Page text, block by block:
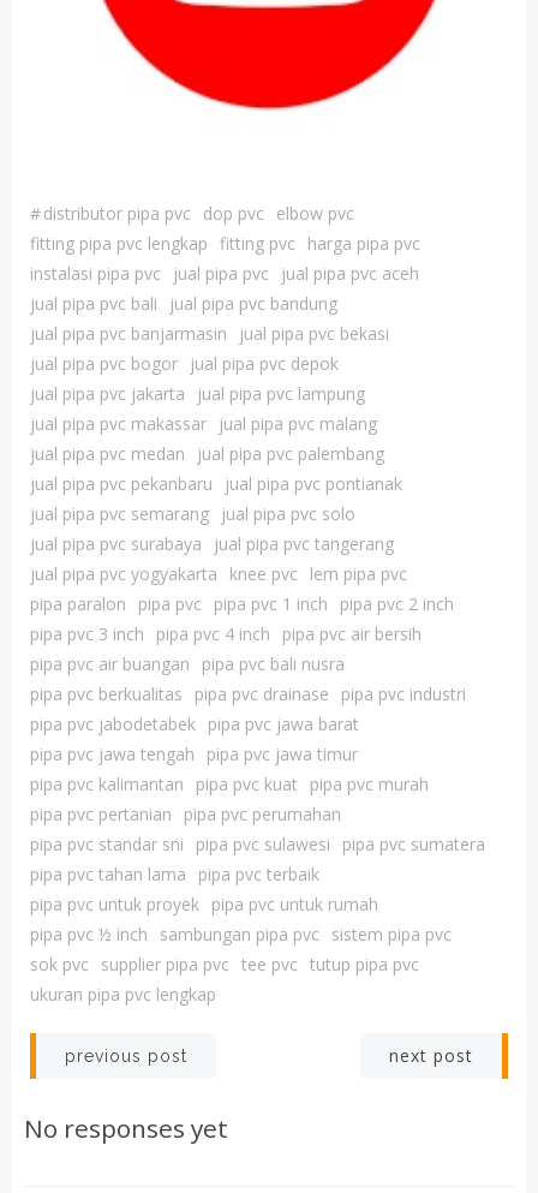
#distributor pipa pvc dop pvc
elbow pvc
fitting pipa pvc lengkap fitting pvc
harga pipa pvc
instalasi pipa pvc
jual pipa pvc
jual pipa pvc aceh
jual pipa pvc bali
jual pipa pvc bandung
jual pipa pvc banjarmasin
jual pipa pvc bekasi
jual pipa pvc bogor
jual pipa pvc depok
jual pipa pvc jakarta
jual pipa pvc lampung
jual pipa pvc makassar
jual pipa pvc malang
jual pipa pvc medan
jual pipa pvc palembang
jual pipa pvc pekanbaru
jual pipa pvc pontianak
jual pipa pvc semarang
jual pipa pvc solo
jual pipa pvc surabaya
jual pipa pvc tangerang
jual pipa pvc yogyakarta
knee pvc
lem pipa pvc
pipa paralon
pipa pvc pipa pvc 1 inch
pipa pvc 2 inch
pipa pvc 3 inch
pipa pvc 4 inch
pipa pvc air bersih
pipa pvc air buangan
pipa pvc bali nusra
pipa pvc berkualitas
pipa pvc drainase
pipa pvc industri
pipa pvc jabodetabek pipa pvc jawa barat
pipa pvc jawa tengah
pipa pvc jawa timur
pipa pvc kalimantan
pipa pvc kuat
pipa pvc murah
pipa pvc pertanian
pipa pvc perumahan
pipa pvc standar sni
pipa pvc sulawesi
pipa pvc sumatera
pipa pvc tahan lama
pipa pvc terbaik
pipa pvc untuk proyek pipa pvc untuk rumah
pipa pvc ½ inch
sambungan pipa pvc
sistem pipa pvc
sok pvc
supplier pipa pvc tee pvc tutup pipa pvc
ukuran pipa pvc lengkap
Post
navigation
previous post next post
No responses yet